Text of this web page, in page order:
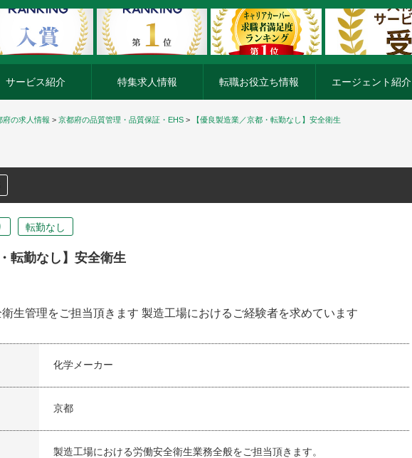
ならアージスジャパン
サービス紹介 特集求人情報 転職お役立ち情報 エージェント紹介
府の求人情報 > 京都府の品質管理・品質保証・EHS > 【優良製造業／京都・転勤なし】安全衛生
転勤なし
転勤なし】安全衛生
生管理をご担当頂きます 製造工場におけるご経験者を求めています
化学メーカー
京都
製造工場における労働安全衛生業務全般をご担当頂きます。